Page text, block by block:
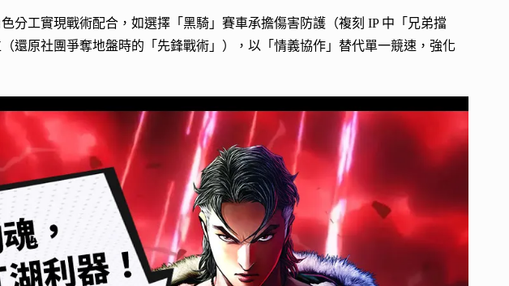
分工實現戰術配合，如選擇「黑騎」賽車承擔傷害防護（複刻 IP 中「兄弟擋
還原社團爭奪地盤時的「先鋒戰術」），以「情義協作」替代單一競速，強化